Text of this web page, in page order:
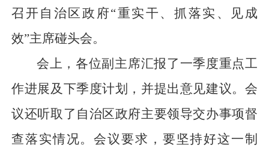
召开自治区政府“重实干、抓落实、见成
效”主席碰头会。
会上，各位副主席汇报了一季度重点工
作进展及下季度计划，并提出意见建议。会
议还听取了自治区政府主要领导交办事项督
查落实情况。会议要求，要坚持好这一制